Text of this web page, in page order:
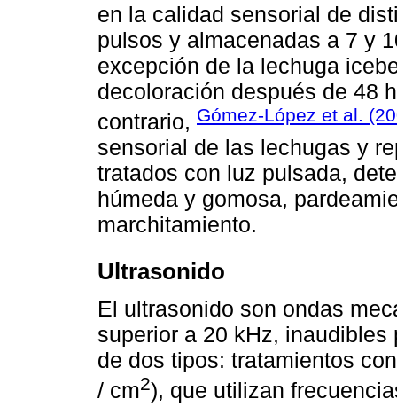
en la calidad sensorial de
pulsos y almacenadas a 7 y
excepción de la lechuga
decoloración después de 48
contrario, Gómez-López et al.
sensorial de las lechugas y
tratados con luz pulsada,
húmeda y gomosa,
marchitamiento.
Ultrasonido
El ultrasonido son ondas
superior a 20 kHz,
de dos tipos: tratamientos
/ cm2), que utilizan